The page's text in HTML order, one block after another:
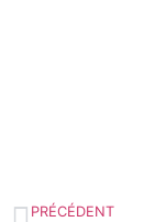
PRÉCÉDENT